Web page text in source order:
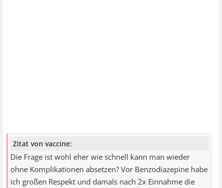
Zitat von vaccine:
Die Frage ist wohl eher wie schnell kann man wieder
ohne Komplikationen absetzen? Vor Benzodiazepine habe
ich großen Respekt und damals nach 2x Einnahme die